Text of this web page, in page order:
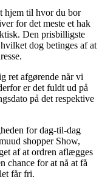
hjem til hvor du bor
for det meste et hak
Den prisbilligste
dog betinges af at
ret afgørende når vi
er det fuldt ud på
på det respektive
for dag-til-dag
shopper Show,
af at ordren aflægges
chance for at nå at få
får fri.